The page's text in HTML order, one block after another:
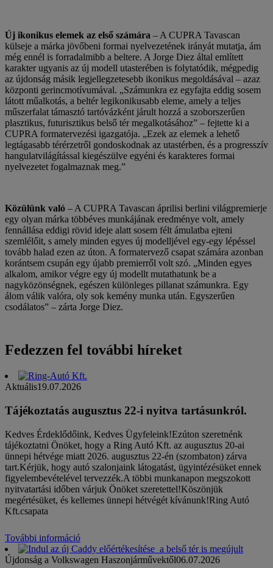
Új ikonikus elemek az első számára – A CUPRA Tavascan
külseje a márka jövőbeni formai nyelvezetének irányát mutatja, ám
még ennél is forradalmibb a beltere. A Jorge Diez által említett
karakter ugyanis az új modell utasterében is folytatódik, mégpedig
az újdonság másik legjellegzetesebb ikonikus megoldásával – azaz
központi gerincmotívumával. „Számunkra ez egyfajta eddig sosem
látott műalkotás, a beltér legikonikusabb eleme, amely a teljes
műszerfalat támasztó tartóvázként járult hozzá a szoborszerűen
plasztikus, futurisztikus belső tér megalkotásához” – fejtette ki a
CUPRA formatervezési igazgatója. „Ezek az elemek a lehető
legtágasabb térérzetről gondoskodnak az utastérben, és a progresszív
hangulatvilágítással kiegészülve egyéni és karakteres formai
nyelvezetet fogalmaznak meg.”
Közülünk való – A CUPRA Tavascan áprilisi berlini világpremierje
egy olyan márka többéves munkájának eredménye volt, amely
fennállása eddigi rövid ideje alatt sosem félt ámulatba ejteni
szemlélőit, s amely minden egyes új modelljével egy-egy lépéssel
tovább halad ezen az úton. A formatervező csapat számára azonban
korántsem csupán egy újabb premierről volt szó. „Minden egyes
alkalom, amikor végre egy új modellt mutathatunk be a
nagyközönségnek, egészen különleges pillanat számunkra. Egy
álom válik valóra, oly sok kemény munka után. Egyszerűen
csodálatos” – zárta Jorge Diez.
Fedezzen fel további híreket
Aktuális19.07.2026
Tájékoztatás augusztus 22-i nyitva tartásunkról.
Kedves Érdeklődőink, Kedves Ügyfeleink!Ezúton szeretnénk
tájékoztatni Önöket, hogy a Ring Autó Kft. az augusztus 20-ai
ünnepi hétvége miatt 2026. augusztus 22-én (szombaton) zárva
tart.Kérjük, hogy autó szalonjaink látogatást, ügyintézésüket ennek
figyelembevételével tervezzék.A többi munkanapon megszokott
nyitvatartási időben várjuk Önöket szeretettel!Köszönjük
megértésüket, és kellemes ünnepi hétvégét kívánunk!Ring Autó
Kft.csapata
További információ
Újdonság a Volkswagen Haszonjárművektől06.07.2026